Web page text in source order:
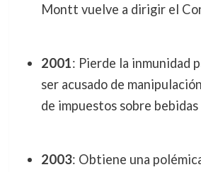
Montt vuelve a dirigir el
2001: Pierde la inmunidad
ser acusado de
de impuestos sobre
2003: Obtiene una